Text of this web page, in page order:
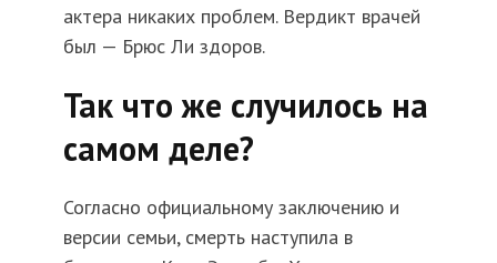
актера никаких проблем. Вердикт врачей
был — Брюс Ли здоров.
Так что же случилось на
самом деле?
Согласно официальному заключению и
версии семьи, смерть наступила в